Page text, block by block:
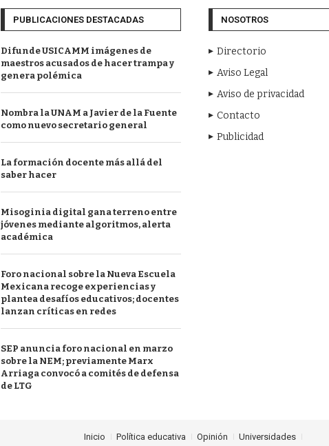
PUBLICACIONES DESTACADAS
Difunde USICAMM imágenes de
maestros acusados de hacer trampa y
genera polémica
Nombra la UNAM a Javier de la Fuente
como nuevo secretario general
La formación docente más allá del
saber hacer
Misoginia digital gana terreno entre
jóvenes mediante algoritmos, alerta
académica
Foro nacional sobre la Nueva Escuela
Mexicana recoge experiencias y
plantea desafíos educativos; docentes
lanzan críticas en redes
SEP anuncia foro nacional en marzo
sobre la NEM; previamente Marx
Arriaga convocó a comités de defensa
de LTG
NOSOTROS
Directorio
Aviso Legal
Aviso de privacidad
Contacto
Publicidad
Inicio Política educativa Opinión Universidades